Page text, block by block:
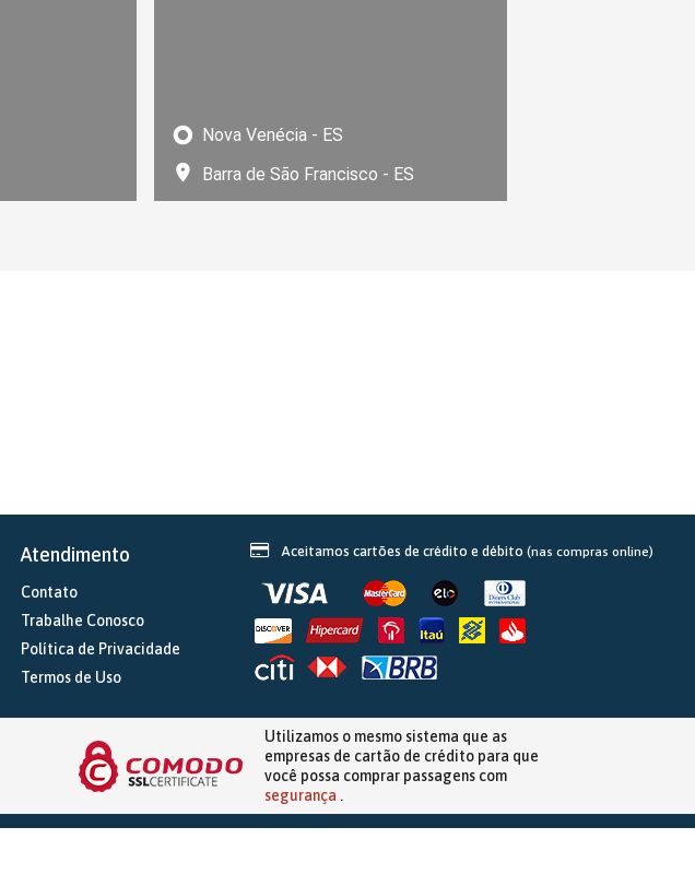
Nova Venécia - ES
Barra de São Francisco - ES
Atendimento
Contato
Trabalhe Conosco
Política de Privacidade
Termos de Uso
Aceitamos cartões de crédito e débito (nas compras online)
Utilizamos o mesmo sistema que as
empresas de cartão de crédito para que
você possa comprar passagens com
segurança .